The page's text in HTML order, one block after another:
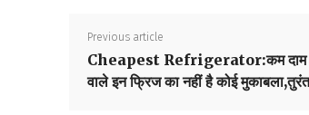
Previous article
Cheapest Refrigerator:कम दाम में
वाले इन फ्रिज का नहीं है कोई